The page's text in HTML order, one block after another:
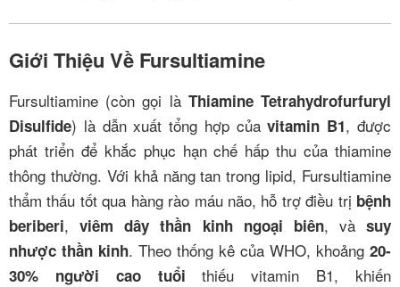
Giới Thiệu Về Fursultiamine
Fursultiamine (còn gọi là Thiamine Tetrahydrofurfuryl
Disulfide) là dẫn xuất tổng hợp củavitamin B1, được
phát triển để khắc phục hạn chế hấp thu của thiamine
thông thường. Với khả năng tan trong lipid, Fursultiamine
thẩm thấu tốt qua hàng rào máu não, hỗ trợ điều trị bệnh
beriberi,viêm dây thần kinh ngoại biên, và suy
nhược thần kinh. Theo thống kê của WHO, khoảng 20-
30% người cao tuổi thiếu vitamin B1, khiến